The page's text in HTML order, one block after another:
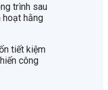
trình sau
hoạt hằng
tiết kiệm
công